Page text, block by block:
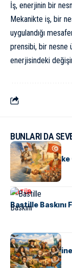
İş, enerjinin bir
Mekanikte iş, bir
uygulandığı
prensibi, bir nesne
enerjisindeki
BUNLARI DA
KÜLTÜR
Tunus Nasıl
KÜLTÜR
Bastille Baskını
KÜLTÜR
ABD